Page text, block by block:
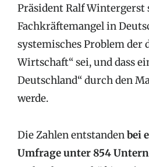
Präsident Ralf Wintergerst
Fachkräftemangel in
systemisches Problem der
Wirtschaft“ sei, und dass
Deutschland“ durch den
werde.
Die Zahlen entstandenbei
Umfrage unter 854